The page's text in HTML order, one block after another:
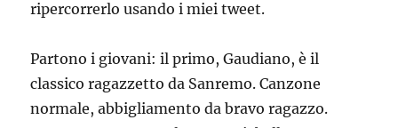
ripercorrerlo usando i miei tweet.
Partono i giovani: il primo, Gaudiano, è il
classico ragazzetto da Sanremo. Canzone
normale, abbigliamento da bravo ragazzo.